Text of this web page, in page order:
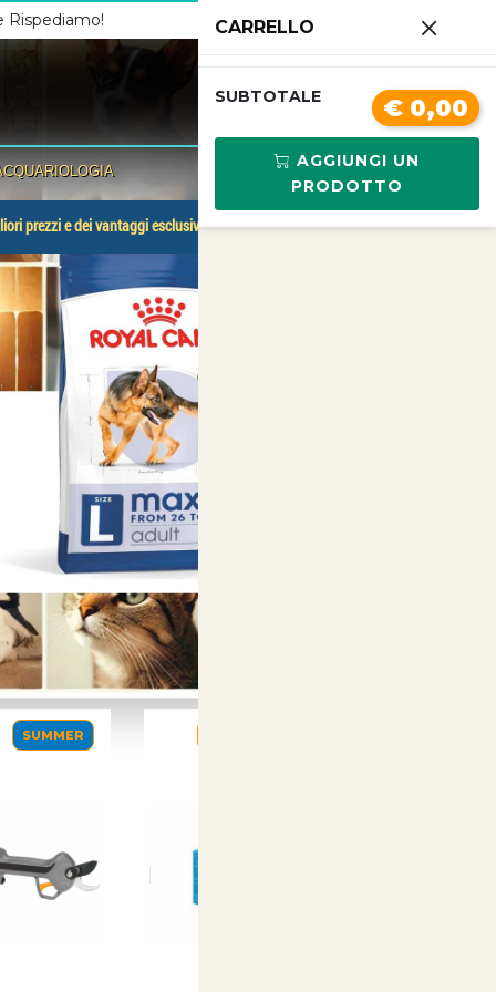
Rispediamo! Chiamaci 3341210267
prezzi e dei vantaggi esclusivi.
SUMMER
CARRELLO
SUBTOTALE € 0,00
AGGIUNGI UN
PRODOTTO